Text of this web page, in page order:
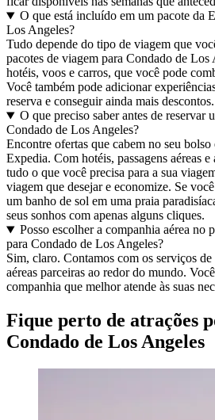
O que está incluído em um pacote da
Los Angeles?
Tudo depende do tipo de viagem que
pacotes de viagem para Condado de
hotéis, voos e carros, que você pode
Você também pode adicionar
reserva e conseguir ainda mais descontos.
O que preciso saber antes de reservar
Condado de Los Angeles?
Encontre ofertas que cabem no seu bolso
Expedia. Com hotéis, passagens aéreas
tudo o que você precisa para a sua
viagem que desejar e economize. Se
um banho de sol em uma praia
seus sonhos com apenas alguns cliques.
Posso escolher a companhia aérea no
para Condado de Los Angeles?
Sim, claro. Contamos com os serviços
aéreas parceiras ao redor do mundo.
companhia que melhor atende às suas
Fique perto de atrações
Condado de Los Angeles